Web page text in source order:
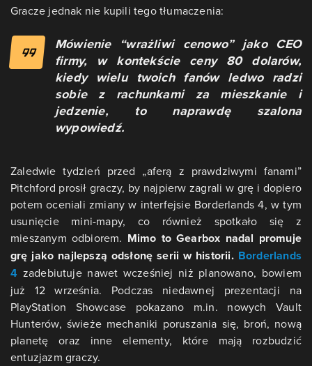
Gracze jednak nie kupili tego tłumaczenia:
Mówienie “wrażliwi cenowo” jako CEO
firmy, w kontekście ceny 80 dolarów,
kiedy wielu twoich fanów ledwo radzi
sobie z rachunkami za mieszkanie i
jedzenie, to naprawdę szalona
wypowiedź.
Zaledwie tydzień przed „aferą z prawdziwymi fanami”
Pitchford prosił graczy, by najpierw zagrali w grę i dopiero
potem oceniali zmiany w interfejsie Borderlands 4, w tym
usunięcie mini-mapy, co również spotkało się z
mieszanym odbiorem. Mimo to Gearbox nadal promuje
grę jako najlepszą odsłonę serii w historii. Borderlands
4 zadebiutuje nawet wcześniej niż planowano, bowiem
już 12 września. Podczas niedawnej prezentacji na
PlayStation Showcase pokazano m.in. nowych Vault
Hunterów, świeże mechaniki poruszania się, broń, nową
planetę oraz inne elementy, które mają rozbudzić
entuzjazm graczy.